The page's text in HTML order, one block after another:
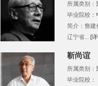
所属类别：
毕业院校：
简介：詹建
辽宁省... [
靳尚谊
所属类别：
毕业院校：